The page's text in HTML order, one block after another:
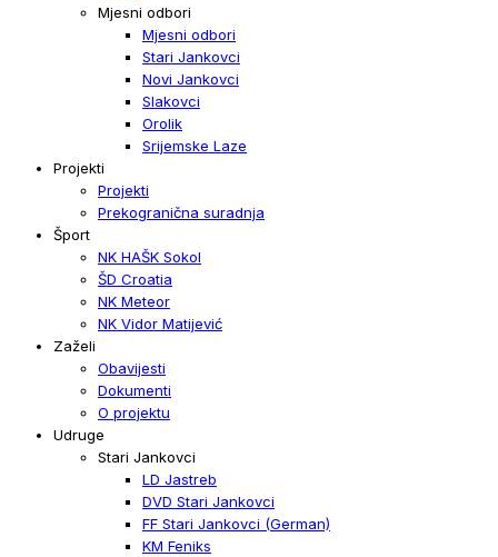
Mjesni odbori
Mjesni odbori
Stari Jankovci
Novi Jankovci
Slakovci
Orolik
Srijemske Laze
Projekti
Projekti
Prekogranična suradnja
Šport
NK HAŠK Sokol
ŠD Croatia
NK Meteor
NK Vidor Matijević
Zaželi
Obavijesti
Dokumenti
O projektu
Udruge
Stari Jankovci
LD Jastreb
DVD Stari Jankovci
FF Stari Jankovci (German)
KM Feniks